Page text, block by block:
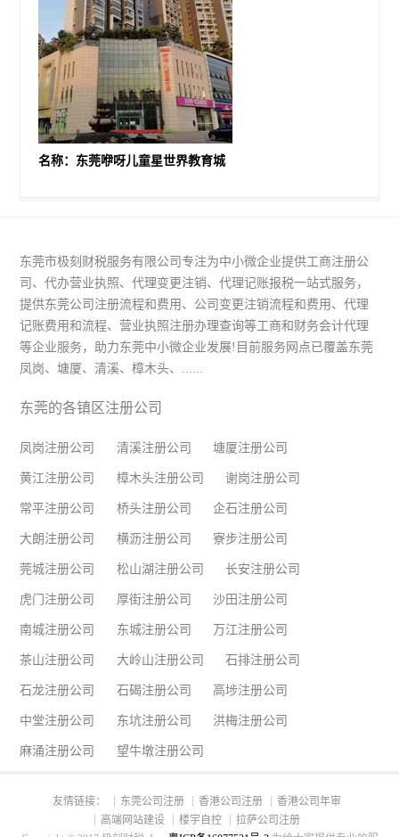
名称：东莞咿呀儿童星世界教育城
东莞市极刻财税服务有限公司专注为中小微企业提供工商注册公
司、代办营业执照、代理变更注销、代理记账报税一站式服务，
提供东莞公司注册流程和费用、公司变更注销流程和费用、代理
记账费用和流程、营业执照注册办理查询等工商和财务会计代理
等企业服务，助力东莞中小微企业发展!目前服务网点已覆盖东莞
凤岗、塘厦、清溪、樟木头、......
东莞的各镇区注册公司
凤岗注册公司 清溪注册公司 塘厦注册公司
黄江注册公司 樟木头注册公司 谢岗注册公司
常平注册公司 桥头注册公司 企石注册公司
大朗注册公司 横沥注册公司 寮步注册公司
莞城注册公司 松山湖注册公司 长安注册公司
虎门注册公司 厚街注册公司 沙田注册公司
南城注册公司 东城注册公司 万江注册公司
茶山注册公司 大岭山注册公司 石排注册公司
石龙注册公司 石碣注册公司 高埗注册公司
中堂注册公司 东坑注册公司 洪梅注册公司
麻涌注册公司 望牛墩注册公司
友情链接： 东莞公司注册 香港公司注册
香港公司年审
高端网站建设
楼宇自控
拉萨公司注册